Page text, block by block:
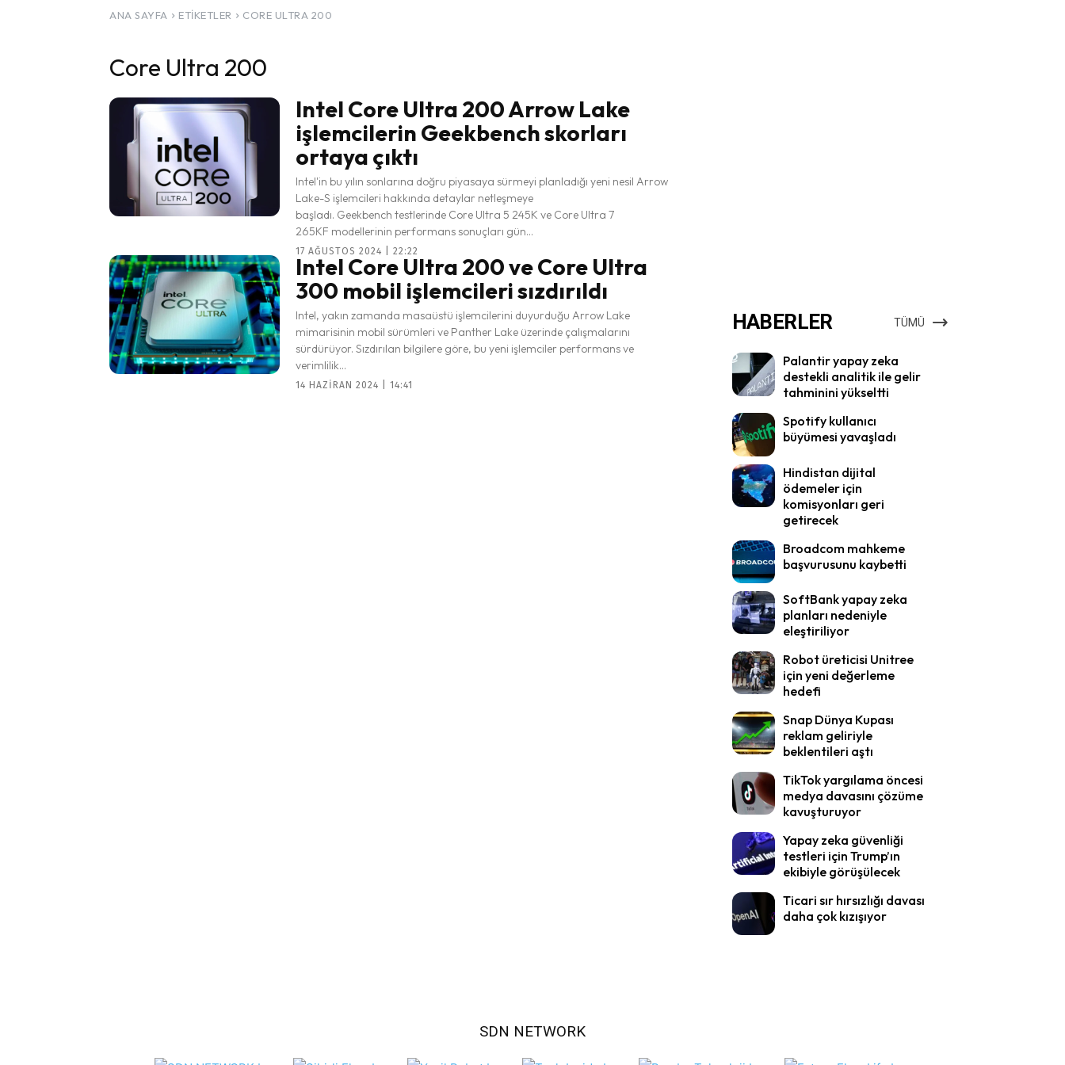
ANA SAYFA ETIKETLER CORE ULTRA 200
Core Ultra 200
Intel Core Ultra 200 Arrow Lake
işlemcilerin Geekbench skorları
ortaya çıktı
Intel'in bu yılın sonlarına doğru piyasaya sürmeyi planladığı yeni nesil Arrow
Lake-S işlemcileri hakkında detaylar netleşmeye
başladı. Geekbench testlerinde Core Ultra 5 245K ve Core Ultra 7
265KF modellerinin performans sonuçları gün...
17 AĞUSTOS 2024 | 22:22
Intel Core Ultra 200 ve Core Ultra
300 mobil işlemcileri sızdırıldı
Intel, yakın zamanda masaüstü işlemcilerini duyurduğu Arrow Lake
mimarisinin mobil sürümleri ve Panther Lake üzerinde çalışmalarını
sürdürüyor. Sızdırılan bilgilere göre, bu yeni işlemciler performans ve
verimlilik...
14 HAZIRAN 2024 | 14:41
HABERLER TÜMÜ
Palantir yapay zeka
destekli analitik ile gelir
tahminini yükseltti
Spotify kullanıcı
büyümesi yavaşladı
Hindistan dijital
ödemeler için
komisyonları geri
getirecek
Broadcom mahkeme
başvurusunu kaybetti
SoftBank yapay zeka
planları nedeniyle
eleştiriliyor
Robot üreticisi Unitree
için yeni değerleme
hedefi
Snap Dünya Kupası
reklam geliriyle
beklentileri aştı
TikTok yargılama öncesi
medya davasını çözüme
kavuşturuyor
Yapay zeka güvenliği
testleri için Trump’ın
ekibiyle görüşülecek
Ticari sır hırsızlığı davası
daha çok kızışıyor
SDN NETWORK